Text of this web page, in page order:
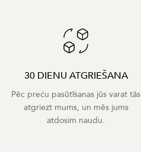
30 DIENU ATGRIEŠANA
Pēc preču pasūtīšanas jūs varat tās
atgriezt mums, un mēs jums
atdosim naudu.